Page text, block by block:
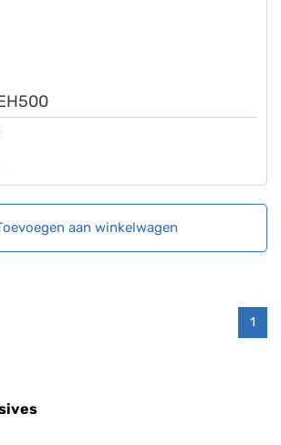
aan winkelwagen
1